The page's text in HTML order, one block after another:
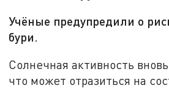
Учёные предупредили о
бури.
Солнечная активность
что может отразиться на